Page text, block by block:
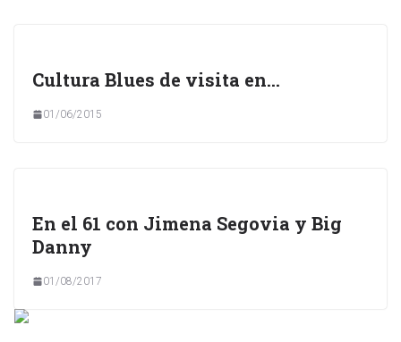
Cultura Blues de visita en…
01/06/2015
En el 61 con Jimena Segovia y Big
Danny
01/08/2017